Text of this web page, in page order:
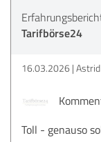
Tarifbörse24
16.03.2026 Astrid
Toll - genauso